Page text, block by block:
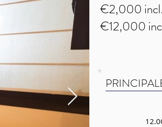
€2,000
€12,000